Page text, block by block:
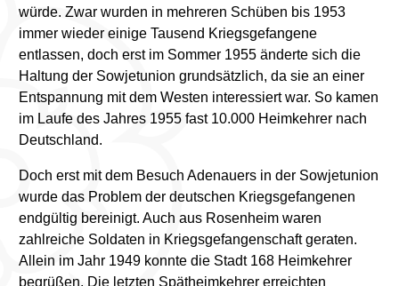
würde. Zwar wurden in mehreren Schüben bis 1953
immer wieder einige Tausend Kriegsgefangene
entlassen, doch erst im Sommer 1955 änderte sich die
Haltung der Sowjetunion grundsätzlich, da sie an einer
Entspannung mit dem Westen interessiert war. So kamen
im Laufe des Jahres 1955 fast 10.000 Heimkehrer nach
Deutschland.
Doch erst mit dem Besuch Adenauers in der Sowjetunion
wurde das Problem der deutschen Kriegsgefangenen
endgültig bereinigt. Auch aus Rosenheim waren
zahlreiche Soldaten in Kriegsgefangenschaft geraten.
Allein im Jahr 1949 konnte die Stadt 168 Heimkehrer
begrüßen. Die letzten Spätheimkehrer erreichten